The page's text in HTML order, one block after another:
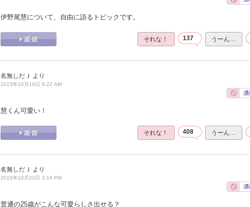
伊野尾慧について、自由に語るトピックです。
それな！ 137 うーん…
名無しだＪ より
2015年10月19日 9:22 AM
慧くん可愛い！
それな！ 408 うーん…
名無しだＪ より
2015年10月22日 3:16 PM
普通の25歳がこんな可愛らしさ出せる？